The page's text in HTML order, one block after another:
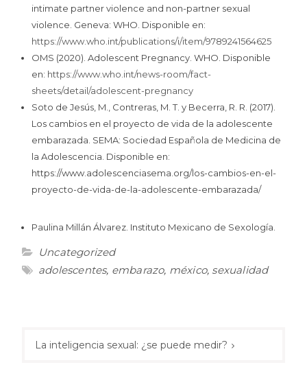
intimate partner violence and non-partner sexual
violence. Geneva: WHO. Disponible en:
https://www.who.int/publications/i/item/9789241564625
OMS (2020). Adolescent Pregnancy. WHO. Disponible
en: https://www.who.int/news-room/fact-
sheets/detail/adolescent-pregnancy
Soto de Jesús, M., Contreras, M. T. y Becerra, R. R. (2017).
Los cambios en el proyecto de vida de la adolescente
embarazada. SEMA: Sociedad Española de Medicina de
la Adolescencia. Disponible en:
https://www.adolescenciasema.org/los-cambios-en-el-
proyecto-de-vida-de-la-adolescente-embarazada/
Paulina Millán Álvarez. Instituto Mexicano de Sexología.
Uncategorized
adolescentes, embarazo, méxico, sexualidad
navigation
La inteligencia sexual: ¿se puede medir?